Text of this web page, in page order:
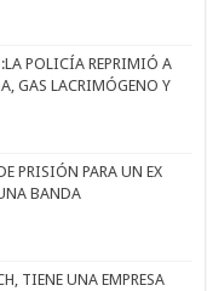
POLICÍA REPRIMIÓ A
GAS LACRIMÓGENO Y
PRISIÓN PARA UN EX
BANDA
TIENE UNA EMPRESA